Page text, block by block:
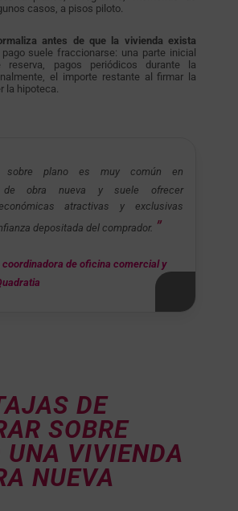
casos, a pisos piloto.
antes de que la vivienda exista
suele fraccionarse: una parte inicial
reserva, pagos periódicos durante la
el importe restante al firmar la
la hipoteca.
sobre plano es muy común en
de obra nueva y suele ofrecer
atractivas y exclusivas
depositada del comprador.
coordinadora de oficina comercial y
DE
SOBRE
UNA VIVIENDA
NUEVA